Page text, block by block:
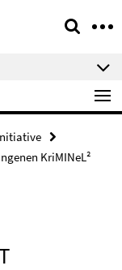
KriMINeL²